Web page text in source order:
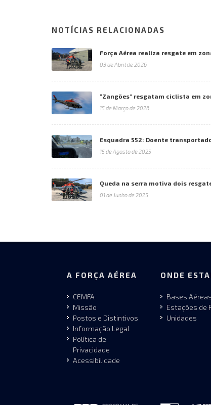
NOTÍCIAS RELACIONADAS
Força Aérea realiza resgate em
03 de Abril de 2026
“Zangões” resgatam ciclista em
15 de Março de 2026
Esquadra 552: Doente
15 de Agosto de 2025
Queda na serra motiva dois
01 de Junho de 2025
A FORÇA AÉREA
CEMFA
Missão
Postos e Distintivos
Informação Legal
Política de
Privacidade
Acessibilidade
ONDE
Bases Aéreas
Estações de
Unidades